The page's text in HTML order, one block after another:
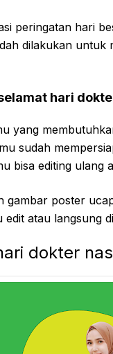
peringatan hari
dilakukan
hari
yang
sudah
bisa editing ulang
gambar poster
atau langsung
dokter